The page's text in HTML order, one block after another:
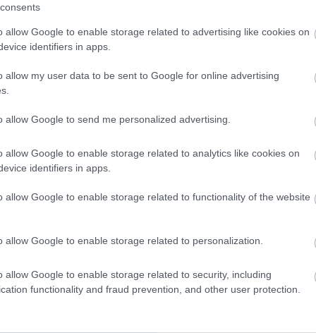
allow Google to enable storage related to advertising like cookies on
identifiers in apps.
allow my user data to be sent to Google for online advertising
allow Google to send me personalized advertising.
allow Google to enable storage related to analytics like cookies on
identifiers in apps.
allow Google to enable storage related to functionality of the website
allow Google to enable storage related to personalization.
allow Google to enable storage related to security, including
functionality and fraud prevention, and other user protection.
a joghurtos töltelékből és díszítsd magvakkal,
😉